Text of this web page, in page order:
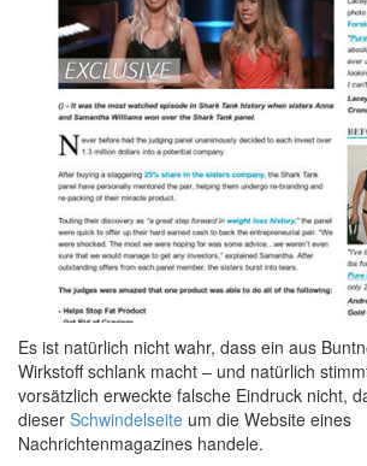
Es ist natürlich nicht wahr, dass ein aus
Wirkstoff schlank macht – und natürlich
vorsätzlich erweckte falsche Eindruck nicht,
dieser Schwindelseite um die Website eines
Nachrichtenmagazines handele.